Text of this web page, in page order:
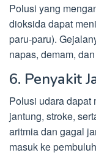
Polusi yang
dioksida dapat
paru-paru).
napas, demam,
6. Penyakit
Polusi udara dapat
jantung, stroke,
aritmia dan gagal
masuk ke